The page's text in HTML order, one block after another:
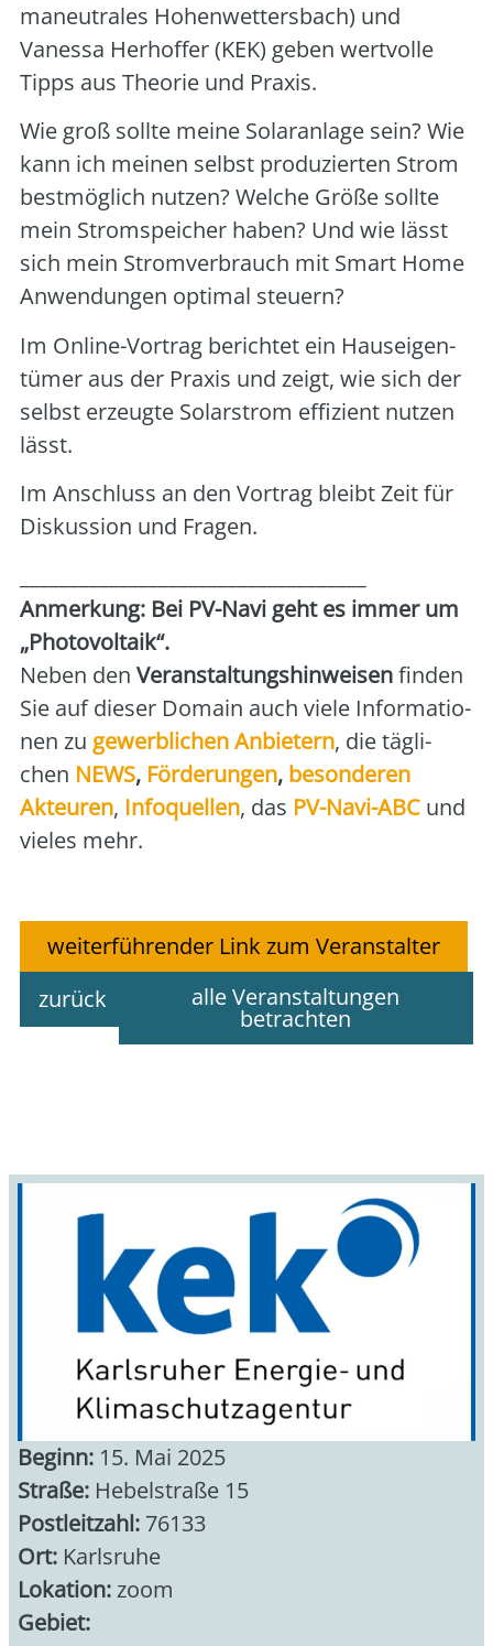
ma­neu­tra­les Hohen­wet­ters­bach) und
Vanes­sa Her­hof­fer (KEK) geben wert­vol­le
Tipps aus Theo­rie und Pra­xis.
Wie groß soll­te mei­ne Solar­an­la­ge sein? Wie
kann ich mei­nen selbst pro­du­zier­ten Strom
best­mög­lich nut­zen? Wel­che Grö­ße soll­te
mein Strom­spei­cher haben? Und wie lässt
sich mein Strom­ver­brauch mit Smart Home
Anwen­dun­gen opti­mal steu­ern?
Im Online-Vor­trag berich­tet ein Haus­ei­gen­
tü­mer aus der Pra­xis und zeigt, wie sich der
selbst erzeug­te Solar­strom effi­zi­ent nut­zen
lässt.
Im Anschluss an den Vor­trag bleibt Zeit für
Dis­kus­si­on und Fra­gen.
Anmer­kung: Bei PV-Navi geht es immer um
„Pho­to­vol­ta­ik“.
Neben den Ver­an­stal­tungs­hin­wei­senfin­den
Sie auf die­ser Domain auch vie­le Infor­ma­tio­
nen zu gewerb­li­chen Anbie­tern, die täg­li­
chen NEWS, För­de­run­gen, beson­de­ren
Akteu­ren, Info­quel­len, das PV-Navi-ABC und
vie­les mehr.
weiterführender Link zum Veranstalter
zurück
alle Veranstaltungen
betrachten
Beginn: 15. Mai 2025
Straße: Hebelstraße 15
Postleitzahl: 76133
Ort: Karlsruhe
Lokation:zoom
Gebiet: